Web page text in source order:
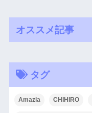
オススメ記事
タグ
Amazia CHIHIRO